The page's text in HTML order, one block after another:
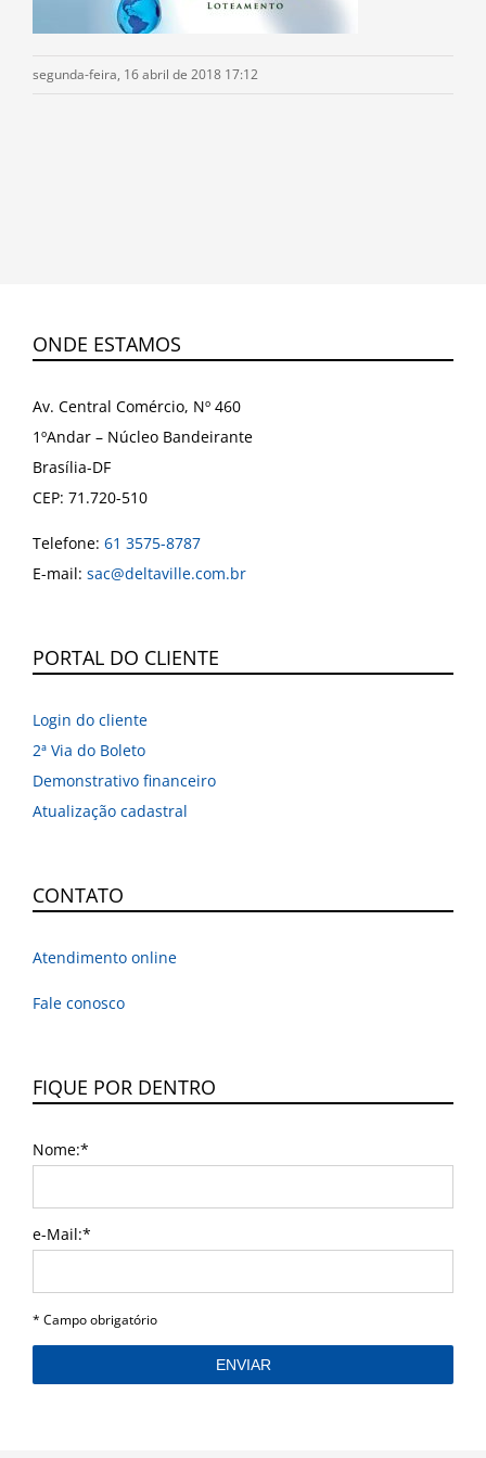
segunda-feira, 16 abril de 2018 17:12
ONDE ESTAMOS
Av. Central Comércio, Nº 460
1ºAndar – Núcleo Bandeirante
Brasília-DF
CEP: 71.720-510
Telefone: 61 3575-8787
E-mail: sac@deltaville.com.br
PORTAL DO CLIENTE
Login do cliente
2ª Via do Boleto
Demonstrativo financeiro
Atualização cadastral
CONTATO
Atendimento online
Fale conosco
FIQUE POR DENTRO
Nome:*
e-Mail:*
* Campo obrigatório